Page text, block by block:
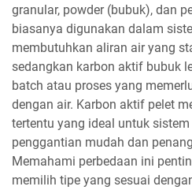
granular, powder (bubuk), dan
biasanya digunakan dalam
membutuhkan aliran air yang
sedangkan karbon aktif bubuk
batch atau proses yang
dengan air. Karbon aktif pelet
tertentu yang ideal untuk
penggantian mudah dan
Memahami perbedaan ini
memilih tipe yang sesuai